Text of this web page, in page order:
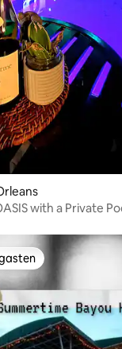
with a Private
gasten